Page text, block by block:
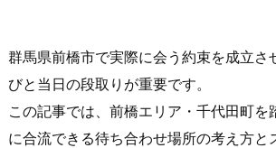
群馬県前橋市で実際に会う約束を成立さ
びと当日の段取りが重要です。
この記事では、前橋エリア・千代田町を
に合流できる待ち合わせ場所の考え方と